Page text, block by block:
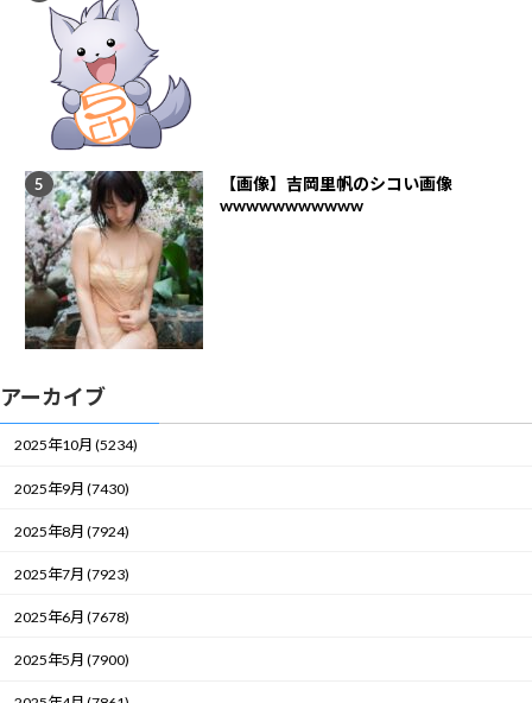
【画像】吉岡里帆のシコい画像
wwwwwwwwwww
アーカイブ
2025年10月 (5234)
2025年9月 (7430)
2025年8月 (7924)
2025年7月 (7923)
2025年6月 (7678)
2025年5月 (7900)